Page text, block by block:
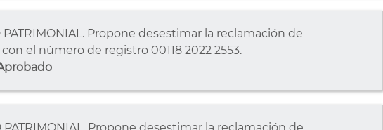
PATRIMONIAL. Propone desestimar la reclamación de
el número de registro 00118 2022 2553.